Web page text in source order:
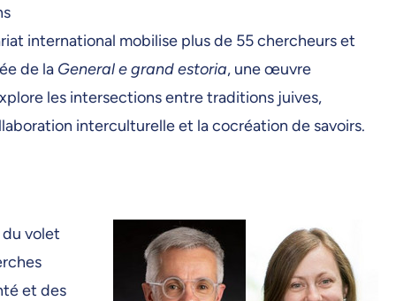
international mobilise plus de 55 chercheurs et
de la General e grand estoria, une œuvre
les intersections entre traditions juives,
interculturelle et la cocréation de savoirs.
volet
et des